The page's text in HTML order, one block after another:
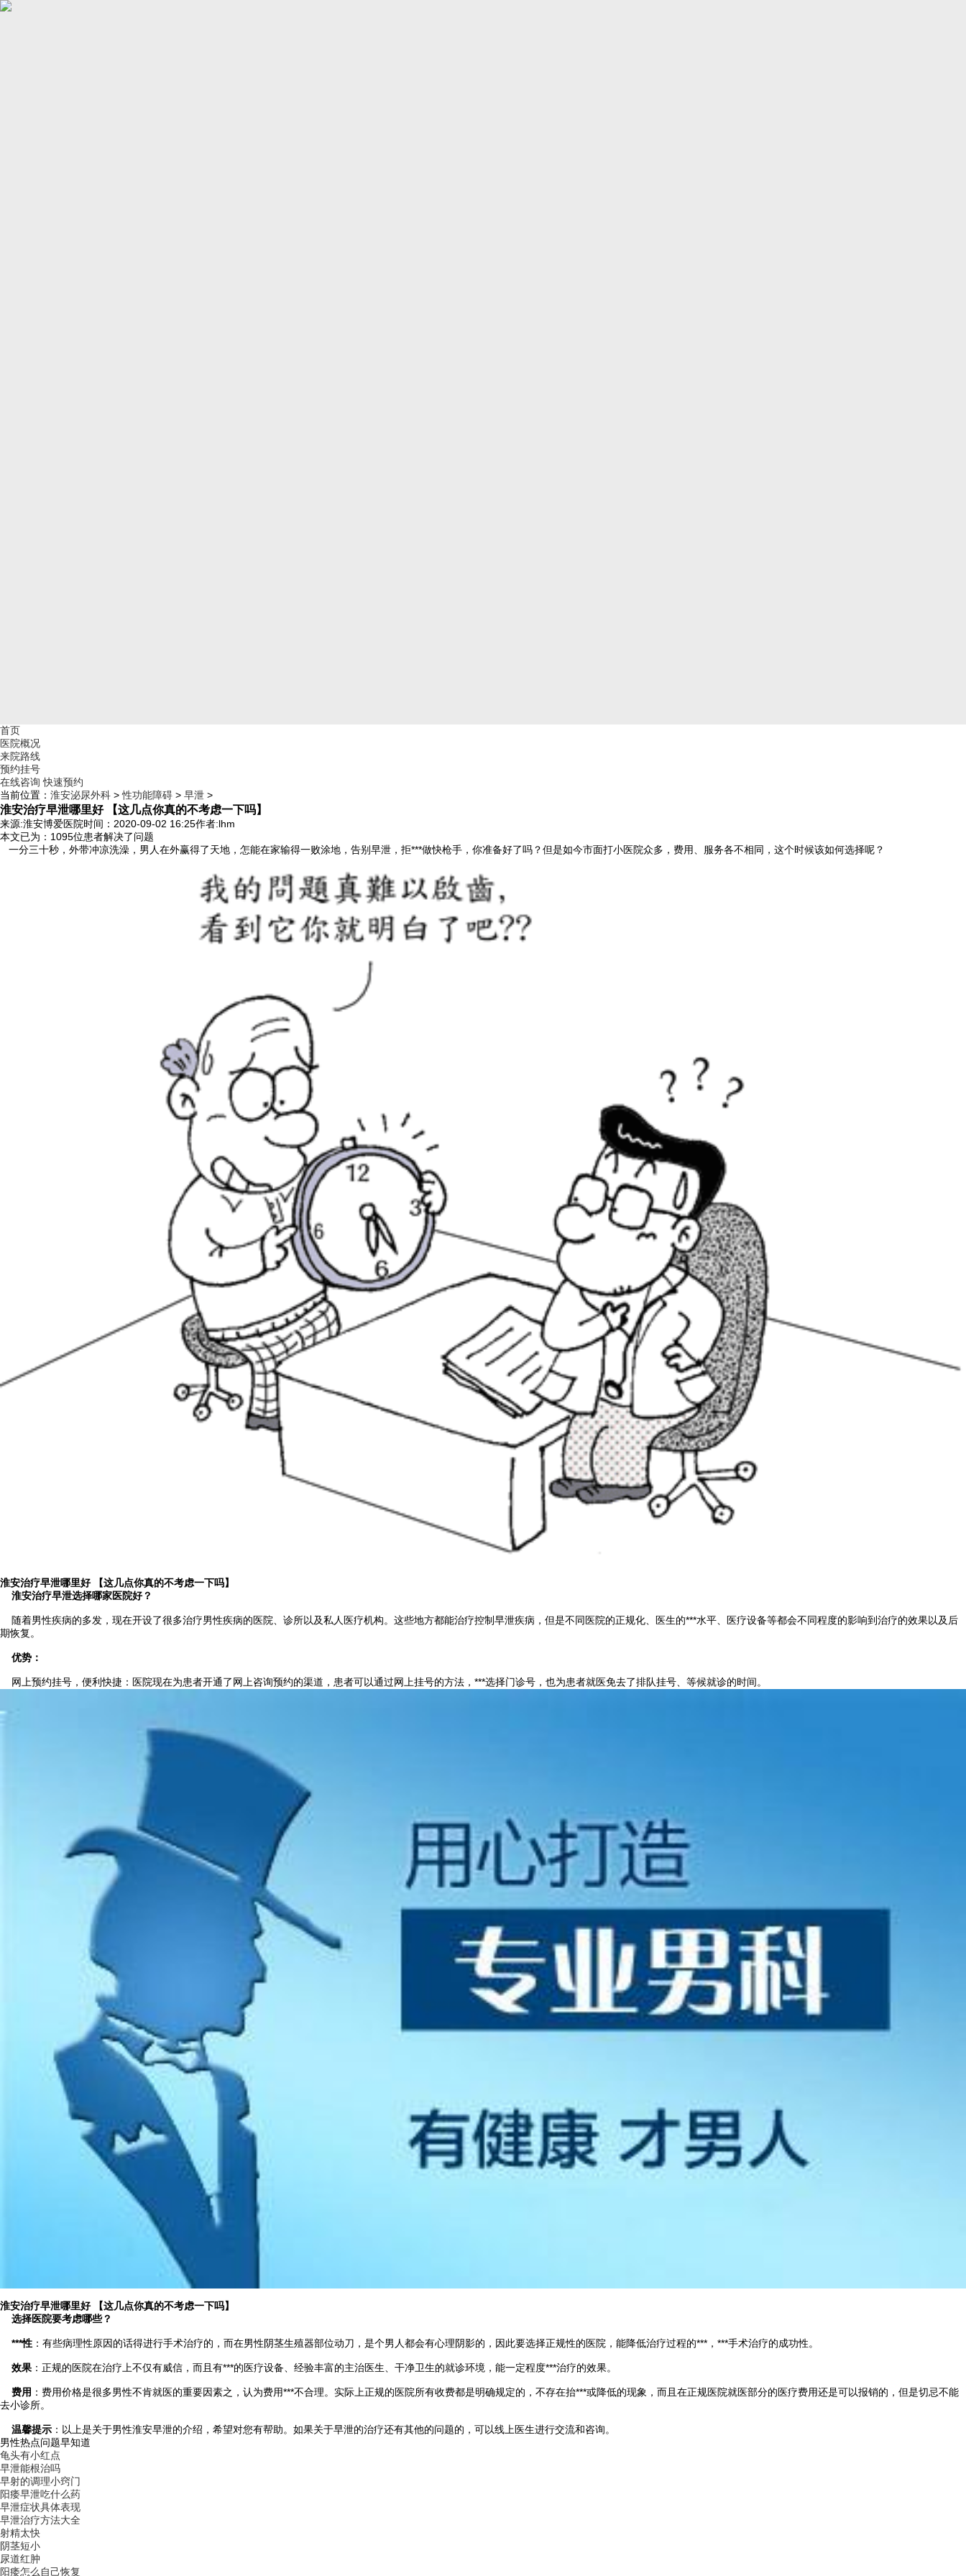
首页
医院概况
来院路线
预约挂号
在线咨询 快速预约
当前位置： 淮安泌尿外科 >性功能障碍 > 早泄 >
淮安治疗早泄哪里好 【这几点你真的不考虑一下吗】
来源:淮安博爱医院时间：2020-09-02 16:25作者:lhm
本文已为 ：1095位患者解决了问题
一分三十秒，外带冲凉洗澡，男人在外赢得了天地，怎能在家输得一败涂地，告别早泄，拒***做快枪手，你准备好了吗？但是如今市面打小医院众多，费用、服务各不相同，这个时候该如何选择呢？
淮安治疗早泄哪里好 【这几点你真的不考虑一下吗】
淮安治疗早泄选择哪家医院好？
随着男性疾病的多发，现在开设了很多治疗男性疾病的医院、诊所以及私人医疗机构。这些地方都能治疗控制早泄疾病，但是不同医院的正规化、医生的***水平、医疗设备等都会不同程度的影响到治疗的效果以及后
期恢复。
优势：
网上预约挂号，便利快捷：医院现在为患者开通了网上咨询预约的渠道，患者可以通过网上挂号的方法，***选择门诊号，也为患者就医免去了排队挂号、等候就诊的时间。
淮安治疗早泄哪里好 【这几点你真的不考虑一下吗】
选择医院要考虑哪些？
***性 ：有些病理性原因的话得进行手术治疗的，而在男性阴茎生殖器部位动刀，是个男人都会有心理阴影的，因此要选择正规性的医院，能降低治疗过程的***，***手术治疗的成功性。
效果 ：正规的医院在治疗上不仅有威信，而且有***的医疗设备、经验丰富的主治医生、干净卫生的就诊环境，能一定程度***治疗的效果。
费用 ：费用价格是很多男性不肯就医的重要因素之，认为费用***不合理。实际上正规的医院所有收费都是明确规定的，不存在抬***或降低的现象，而且在正规医院就医部分的医疗费用还是可以报销的，但是切忌不能
去小诊所。
温馨提示 ：以上是关于男性淮安早泄的介绍，希望对您有帮助。如果关于早泄的治疗还有其他的问题的，可以线上医生进行交流和咨询。
男性热点问题早知道
龟头有小红点
早泄能根治吗
早射的调理小窍门
阳痿早泄吃什么药
早泄症状具体表现
早泄治疗方法大全
射精太快
阴茎短小
尿道红肿
阳痿怎么自己恢复